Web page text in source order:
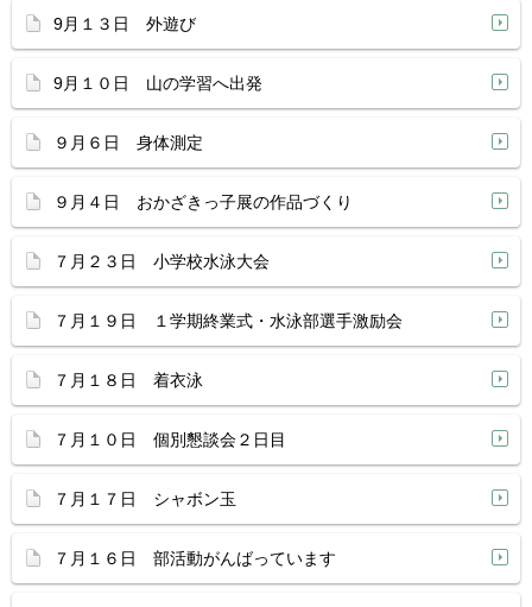
9月１３日 外遊び
9月１０日 山の学習へ出発
９月６日 身体測定
９月４日 おかざきっ子展の作品づくり
７月２３日 小学校水泳大会
７月１９日 １学期終業式・水泳部選手激励会
７月１８日 着衣泳
７月１０日 個別懇談会２日目
７月１７日 シャボン玉
７月１６日 部活動がんばっています